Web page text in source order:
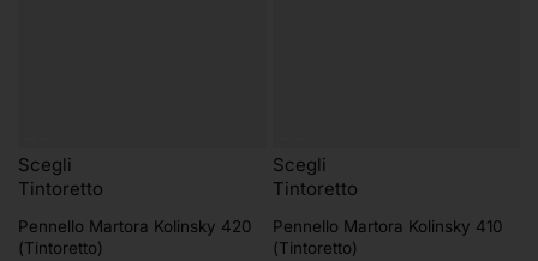
Scegli
Tintoretto
Pennello Martora Kolinsky 420
(Tintoretto)
Scegli
Tintoretto
Pennello Martora Kolinsky 410
(Tintoretto)